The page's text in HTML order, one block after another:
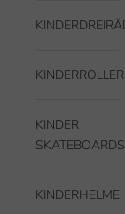
KINDERROLLER
KINDER
SKATEBOARDS
KINDERHELME